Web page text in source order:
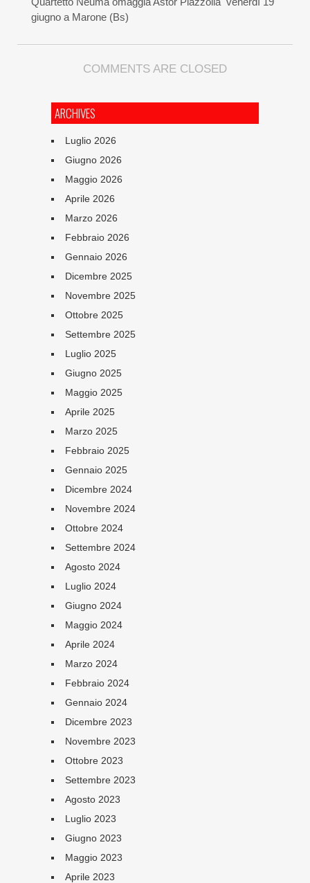
giugno a Marone (Bs)
COMMENTS ARE CLOSED
ARCHIVES
Luglio 2026
Giugno 2026
Maggio 2026
Aprile 2026
Marzo 2026
Febbraio 2026
Gennaio 2026
Dicembre 2025
Novembre 2025
Ottobre 2025
Settembre 2025
Luglio 2025
Giugno 2025
Maggio 2025
Aprile 2025
Marzo 2025
Febbraio 2025
Gennaio 2025
Dicembre 2024
Novembre 2024
Ottobre 2024
Settembre 2024
Agosto 2024
Luglio 2024
Giugno 2024
Maggio 2024
Aprile 2024
Marzo 2024
Febbraio 2024
Gennaio 2024
Dicembre 2023
Novembre 2023
Ottobre 2023
Settembre 2023
Agosto 2023
Luglio 2023
Giugno 2023
Maggio 2023
Aprile 2023